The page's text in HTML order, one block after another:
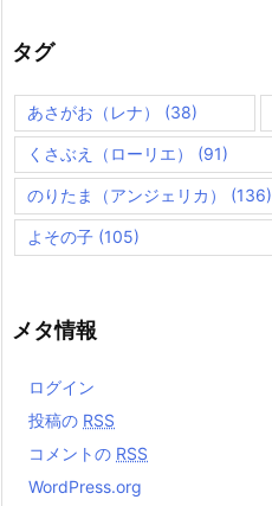
タグ
あさがお（レナ） (38)
くさぶえ（ローリエ） (91)
のりたま（アンジェリカ） (136)
よその子 (105)
メタ情報
ログイン
投稿の RSS
コメントの RSS
WordPress.org